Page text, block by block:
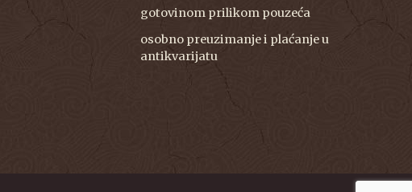
gotovinom prilikom pouzeća
osobno preuzimanje i plaćanje u
antikvarijatu